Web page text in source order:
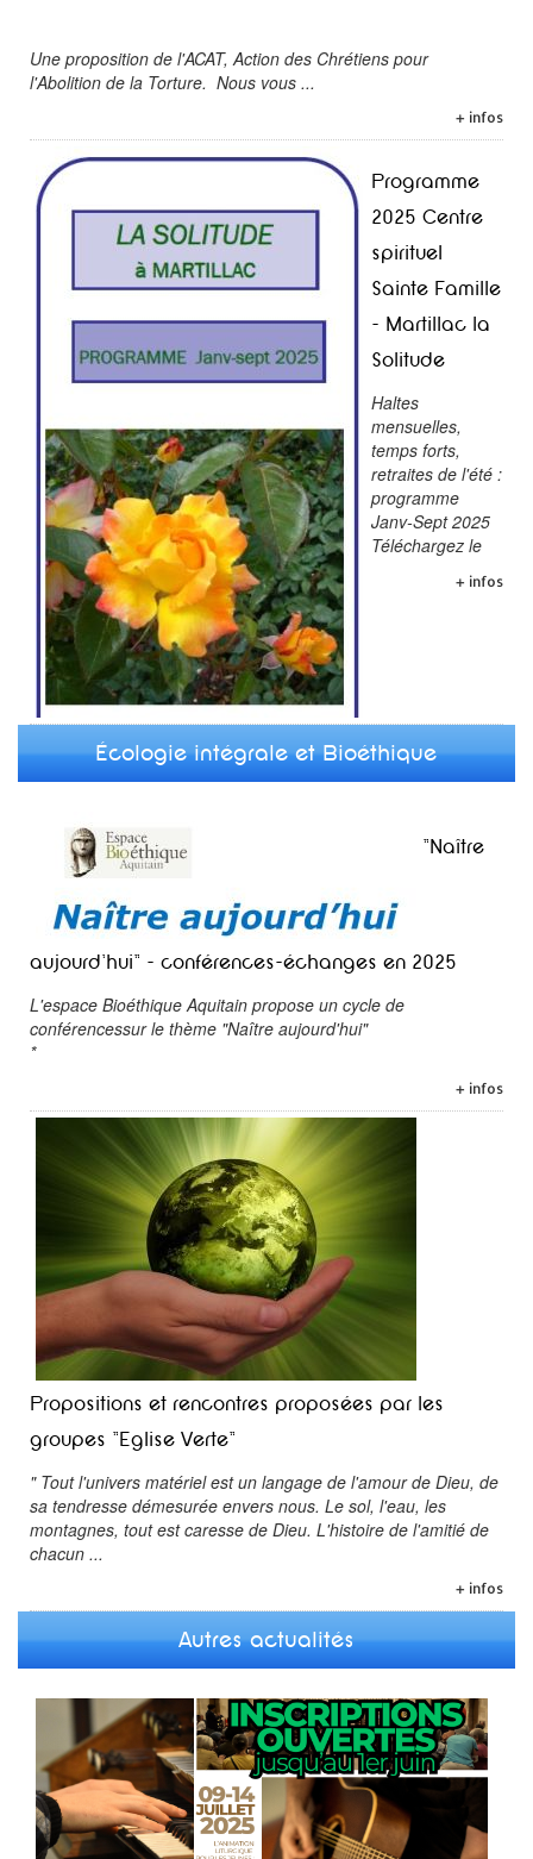
Une proposition de l'ACAT, Action des Chrétiens pour
l'Abolition de la Torture. Nous vous ...
+ infos
Programme
2025 Centre
spirituel
Sainte Famille
- Martillac la
Solitude
Haltes
mensuelles,
temps forts,
retraites de l'été :
programme
Janv-Sept 2025
Téléchargez le
+ infos
Écologie intégrale et Bioéthique
"Naître
aujourd'hui" - conférences-échanges en 2025
L'espace Bioéthique Aquitain propose un cycle de
conférencessur le thème "Naître aujourd'hui"
*
+ infos
Propositions et rencontres proposées par les
groupes "Eglise Verte"
" Tout l'univers matériel est un langage de l'amour de Dieu, de
sa tendresse démesurée envers nous. Le sol, l'eau, les
montagnes, tout est caresse de Dieu. L'histoire de l'amitié de
chacun ...
+ infos
Autres actualités